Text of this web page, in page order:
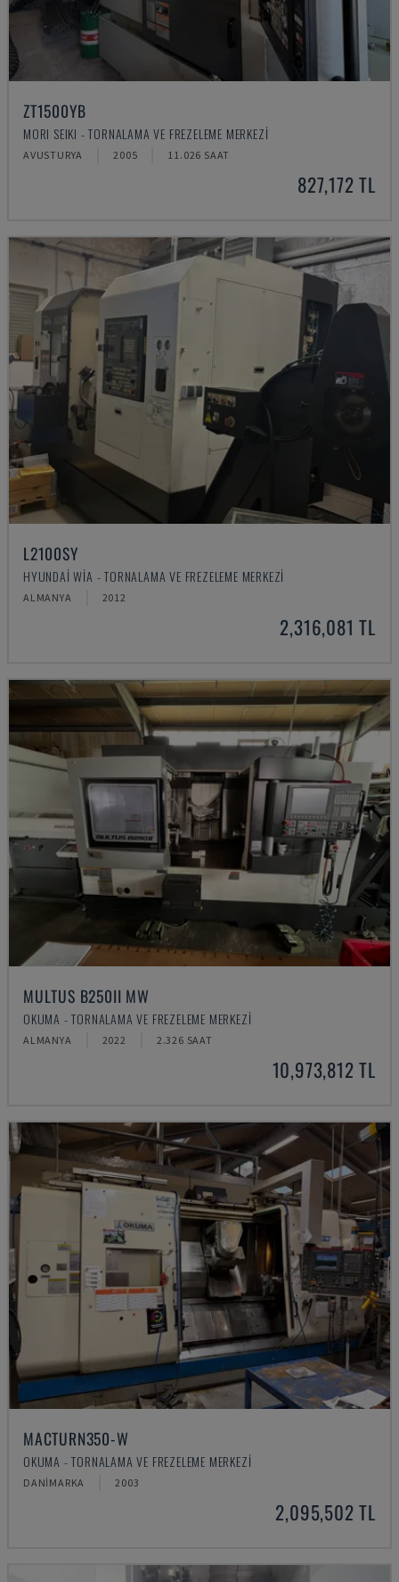
ZT1500YB
MORI SEIKI - TORNALAMA VE FREZELEME MERKEZI
AVUSTURYA 2005 11.026 SAAT
827,172 TL
L2100SY
HYUNDAI WIA - TORNALAMA VE FREZELEME MERKEZI
ALMANYA 2012
2,316,081 TL
MULTUS B250II MW
OKUMA - TORNALAMA VE FREZELEME MERKEZI
ALMANYA 2022 2.326 SAAT
10,973,812 TL
MACTURN350-W
OKUMA - TORNALAMA VE FREZELEME MERKEZI
DANIMARKA 2003
2,095,502 TL